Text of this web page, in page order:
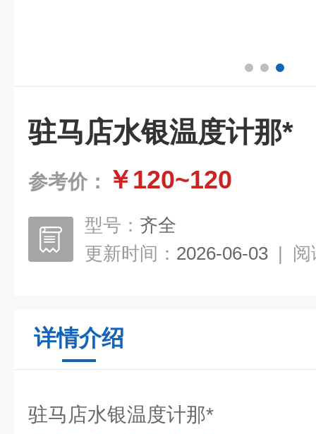
驻马店水银温度计那*
参考价： ￥120~120
型号： 齐全
更新时间： 2026-06-03 | 阅
详情介绍
驻马店水银温度计那*